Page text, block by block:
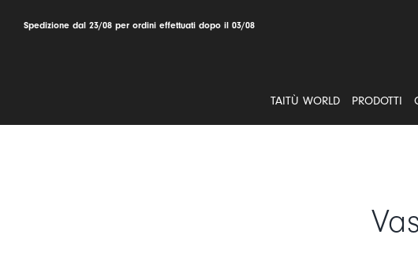
Spedizione dal 23/08 per ordini effettuati dopo il 03/08
TAITÙ WORLD PRODOTTI